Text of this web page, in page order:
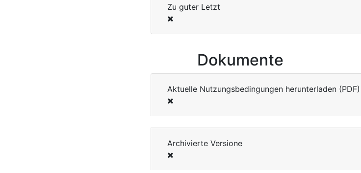
Zu guter Letzt
Dokumente
Aktuelle Nutzungsbedingungen herunterladen (PDF)
Archivierte Versione